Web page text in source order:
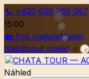
📞 +420 603 769 067
15:00
🏡 Pro majiteleMajitel
Nabídnout objekt 🎨
Náhled